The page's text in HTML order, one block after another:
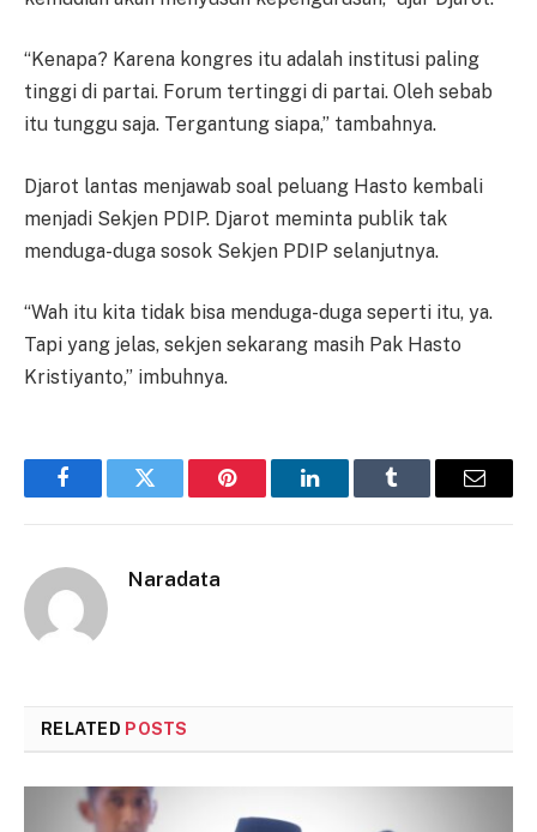
“Kenapa? Karena kongres itu adalah institusi paling
tinggi di partai. Forum tertinggi di partai. Oleh sebab
itu tunggu saja. Tergantung siapa,” tambahnya.
Djarot lantas menjawab soal peluang Hasto kembali
menjadi Sekjen PDIP. Djarot meminta publik tak
menduga-duga sosok Sekjen PDIP selanjutnya.
“Wah itu kita tidak bisa menduga-duga seperti itu, ya.
Tapi yang jelas, sekjen sekarang masih Pak Hasto
Kristiyanto,” imbuhnya.
FacebookTwitter Pinterest LinkedInTumblr Email
Naradata
RELATED POSTS